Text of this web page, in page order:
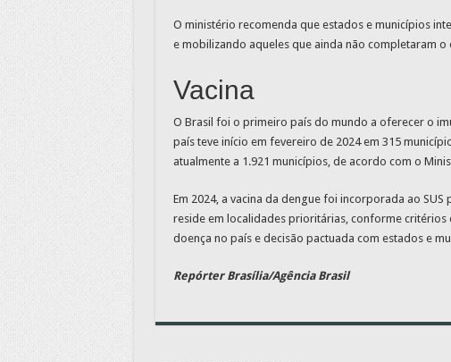
O ministério recomenda que estados e municípios
e mobilizando aqueles que ainda não completaram o
Vacina
O Brasil foi o primeiro país do mundo a oferecer o
país teve início em fevereiro de 2024 em 315
atualmente a 1.921 municípios, de acordo com o
Em 2024, a vacina da dengue foi incorporada ao
reside em localidades prioritárias, conforme
doença no país e decisão pactuada com estados e
Repórter Brasília/Agência Brasil